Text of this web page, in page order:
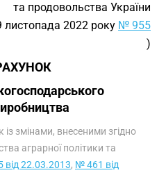
та продовольства України
листопада 2022 року № 955
)
змінами, внесеними згідно
аграрної політики та
від 22.03.2013, № 461 від